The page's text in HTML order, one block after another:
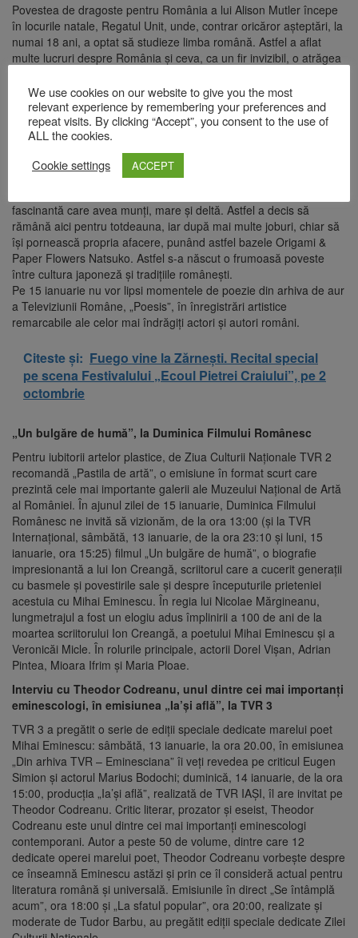
Povestea de dragoste pentru România a lui Alison Mutler începe
în locurile natale, Regatul Unit, unde, contrar oricăror așteptări, la
numai 18 ani, a optat să studieze limba română. Astfel a aflat
multe lucruri despre România și ceva, ca un fir invizibil, o atrăgea
aici, în calitate de corespondent Associated Press. 30 de ani mai
târziu, Alison Mutler se simte româncă până în adâncul sufletului.
Jurnalista este și autoarea unei cărți de memorii, în limba
română, despre primii 16 ani de democrație din România.
Povestea „De la design la Artă” o are protagonistă pe Ayako
Funatsu, o japoneză cu suflet românesc. A juns în România în
fascinantă care avea munți, mare și deltă. Astfel a decis să
rămână aici pentru totdeauna, iar după mai multe joburi, chiar să
își pornească propria afacere, punând astfel bazele Origami &
Paper Flowers Natsuko. Astfel s-a născut o frumoasă poveste
între cultura japoneză și tradițiile românești.
Pe 15 ianuarie nu vor lipsi momentele de poezie din arhiva de aur
a Televiziunii Române, „Poesis”, în înregistrări artistice
remarcabile ale celor mai îndrăgiţi actori şi autori români.
Citeste și: Fuego vine la Zărnești. Recital special
pe scena Festivalului „Ecoul Pietrei Craiului”, pe 2
octombrie
„Un bulgăre de humă”, la Duminica Filmului Românesc
Pentru iubitorii artelor plastice, de Ziua Culturii Naţionale TVR 2
recomandă „Pastila de artă”, o emisiune în format scurt care
prezintă cele mai importante galerii ale Muzeului Naţional de Artă
al României. În ajunul zilei de 15 ianuarie, Duminica Filmului
Românesc ne invită să vizionăm, de la ora 13:00 (şi la TVR
Internaţional, sâmbătă, 13 ianuarie, de la ora 23:10 și luni, 15
ianuarie, ora 15:25) filmul „Un bulgăre de humă”, o biografie
impresionantă a lui Ion Creangă, scriitorul care a cucerit generaţii
cu basmele şi povestirile sale şi despre începuturile prieteniei
acestuia cu Mihai Eminescu. În regia lui Nicolae Mărgineanu,
lungmetrajul a fost un elogiu adus împlinirii a 100 de ani de la
moartea scriitorului Ion Creangă, a poetului Mihai Eminescu și a
Veronicăi Micle. În rolurile principale, actorii Dorel Vișan, Adrian
Pintea, Mioara Ifrim și Maria Ploae.
Interviu cu Theodor Codreanu, unul dintre cei mai importanți
eminescologi, în emisiunea „Ia’şi află”, la TVR 3
TVR 3 a pregătit o serie de ediţii speciale dedicate marelui poet
Mihai Eminescu: sâmbătă, 13 ianuarie, la ora 20.00, în emisiunea
„Din arhiva TVR – Eminesciana” îi veţi revedea pe criticul Eugen
Simion şi actorul Marius Bodochi; duminică, 14 ianuarie, de la ora
15:00, producţia „Ia’şi află”, realizată de TVR IAŞI, îl are invitat pe
Theodor Codreanu. Critic literar, prozator și eseist, Theodor
Codreanu este unul dintre cei mai importanți eminescologi
contemporani. Autor a peste 50 de volume, dintre care 12
dedicate operei marelui poet, Theodor Codreanu vorbește despre
ce înseamnă Eminescu astăzi și prin ce îl consideră actual pentru
literatura română și universală. Emisiunile în direct „Se întâmplă
acum”, ora 18:00 şi „La sfatul popular”, ora 20:00, realizate şi
moderate de Tudor Barbu, au pregătit ediţii speciale dedicate Zilei
We use cookies on our website to give you the most
relevant experience by remembering your preferences and
repeat visits. By clicking “Accept”, you consent to the use of
ALL the cookies.
Cookie settings
ACCEPT